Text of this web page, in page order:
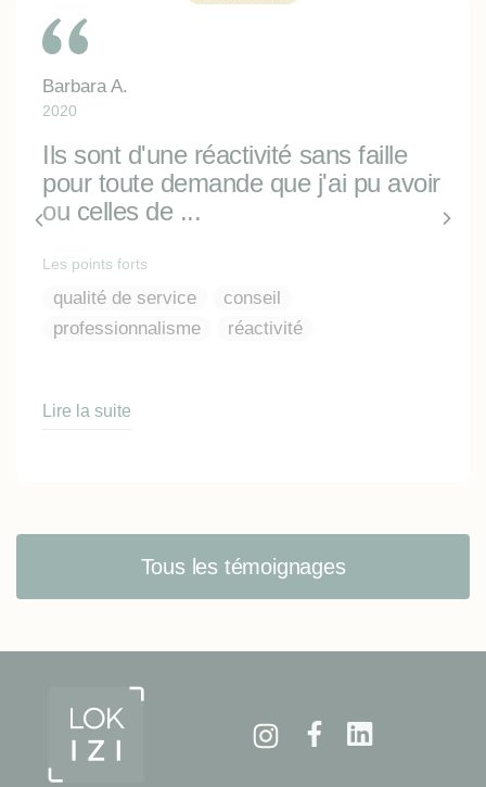
Barbara A.
2020
Ils sont d'une réactivité sans faille
pour toute demande que j'ai pu avoir
ou celles de ...
Les points forts
qualité de service
conseil
professionnalisme
réactivité
Lire la suite
Tous les témoignages
InstagramFacebook